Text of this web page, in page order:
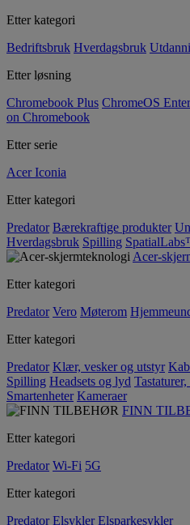
Etter kategori
Bedriftsbruk Hverdagsbruk
Etter løsning
Chromebook Plus ChromeOS
on Chromebook
Etter serie
Acer Iconia
Etter kategori
Predator Bærekraftige produkter
Hverdagsbruk Spilling
Acer-
Etter kategori
Predator Vero Møterom
Etter kategori
Predator Klær, vesker og utstyr
Spilling Headsets og lyd
Smartenheter Kameraer
FINN
Etter kategori
Predator Wi-Fi 5G
Etter kategori
Predator Elsykler Elsparkesykler